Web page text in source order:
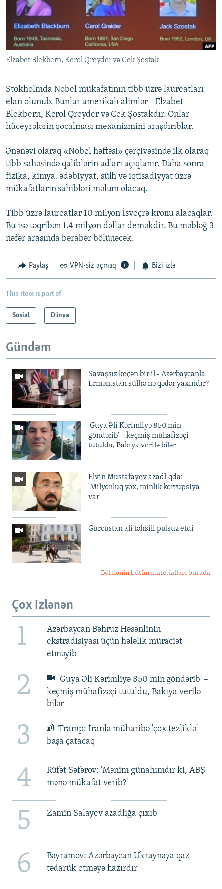
İNFOQRAFIKA
KARIKATURA
AZƏRBAYCAN ƏDƏBIYYATI KITABXANASI
İSLAM VƏ DEMOKRATIYA
İZ - MƏDƏNIYYƏT PROQRAMI
MISSIYAMIZ
PEŞƏ ETIKASI VƏ JURNALISTIKA STANDARTLARIMIZ
MATERIALLARIMIZDAN ISTIFADƏ
AZADLIQRADIOSU MOBIL TELEFONUNUZDA
XƏBƏR BÜLLETENLƏRIMIZ
BIZI IZLƏ
RFE/RL-in bütün saytları
Elzabet Blekbern, Kerol Qreyder və Cek Şostak
Stokholmda Nobel mükafatının tibb üzrə laureatları
elan olunub. Bunlar amerikalı alimlər - Elzabet
Blekbern, Kerol Qreyder və Cek Şostakdır. Onlar
hüceyrələrin qocalması mexanizmini araşdırıblar.
Ənənəvi olaraq «Nobel həftəsi» çərçivəsində ilk olaraq
tibb sahəsində qaliblərin adları açıqlanır. Daha sonra
fizika, kimya, ədəbiyyat, sülh və iqtisadiyyat üzrə
mükafatların sahibləri məlum olacaq.
Tibb üzrə laureatlar 10 milyon İsveçrə kronu alacaqlar.
Bu isə təqribən 1.4 milyon dollar deməkdir. Bu məbləğ 3
nəfər arasında bərabər bölünəcək.
Paylaş VPN-siz açmaq Bizi izlə
This item is part of
Sosial Dünya
Gündəm
Savaşsız keçən bir il - Azərbaycanla
Ermənistan sülhə nə qədər yaxındır?
'Guya Əli Kərimliyə 850 min
göndərib' – keçmiş mühafizəçi
tutuldu, Bakıya verilə bilər
Elvin Mustafayev azadlıqda:
'Milyonluq yox, minlik korrupsiya
var'
Gürcüstan ali təhsili pulsuz etdi
Bölmənin bütün materialları burada
Çox izlənən
1
Azərbaycan Bəhruz Həsənlinin
ekstradisiyası üçün hələlik müraciət
etməyib
2
'Guya Əli Kərimliyə 850 min göndərib' –
keçmiş mühafizəçi tutuldu, Bakıya verilə
bilər
3
Tramp: İranla müharibə 'çox tezliklə'
başa çatacaq
4
Rüfət Səfərov: 'Mənim günahımdır ki, ABŞ
mənə mükafat verib?'
5 Zamin Salayev azadlığa çıxıb
6
Bayramov: Azərbaycan Ukraynaya qaz
tədarük etməyə hazırdır